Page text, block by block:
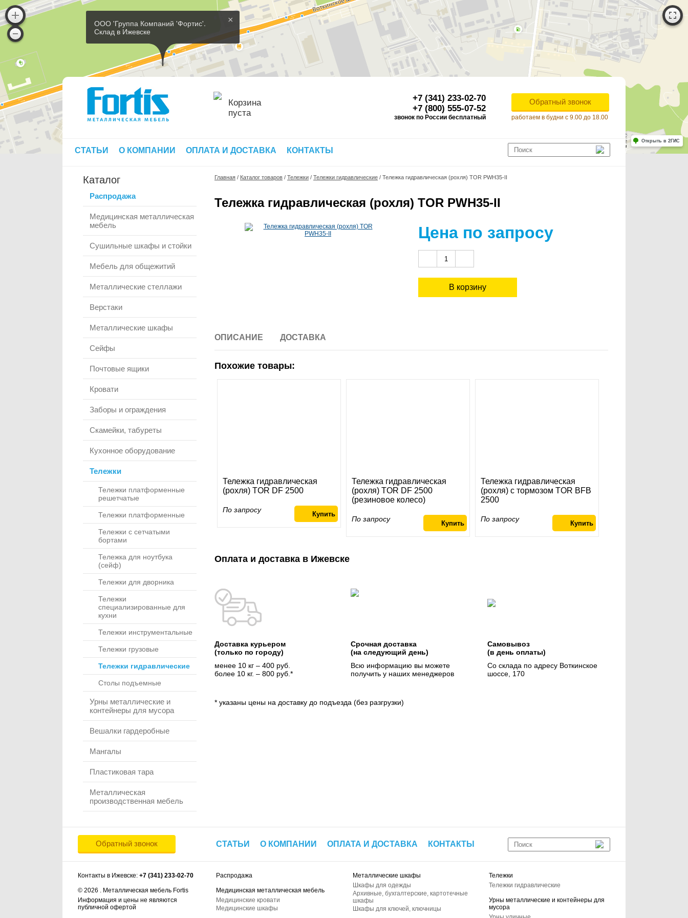
×
ООО 'Группа Компаний 'Фортис'.
Склад в Ижевске
Работает на API 2ГИС
Лицензионное соглашение
Для корректной работы Raster JS API нужен ключ. Помощь: api@2gis.ru
Открыть в 2ГИС
Корзина
пуста
+7 (341) 233-02-70
+7 (800) 555-07-52
звонок по России бесплатный
Обратный звонок
работаем в будни с 9.00 до 18.00
СТАТЬИ О КОМПАНИИ ОПЛАТА И ДОСТАВКА КОНТАКТЫ
Каталог
Распродажа
Медицинская металлическая
мебель
Сушильные шкафы и стойки
Мебель для общежитий
Металлические стеллажи
Верстаки
Металлические шкафы
Сейфы
Почтовые ящики
Кровати
Заборы и ограждения
Скамейки, табуреты
Кухонное оборудование
Тележки
Тележки платформенные
решетчатые
Тележки платформенные
Тележки с сетчатыми
бортами
Тележка для ноутбука
(сейф)
Тележки для дворника
Тележки
специализированные для
кухни
Тележки инструментальные
Тележки грузовые
Тележки гидравлические
Столы подъемные
Урны металлические и
контейнеры для мусора
Вешалки гардеробные
Мангалы
Пластиковая тара
Металлическая
производственная мебель
Главная / Каталог товаров / Тележки / Тележки гидравлические / Тележка гидравлическая (рохля) TOR PWH35-II
Тележка гидравлическая (рохля) TOR PWH35-II
Цена по запросу
ОПИСАНИЕ ДОСТАВКА
Похожие товары:
Тележка гидравлическая
(рохля) TOR DF 2500
По запросу
Тележка гидравлическая
(рохля) TOR DF 2500
(резиновое колесо)
По запросу
Тележка гидравлическая
(рохля) с тормозом TOR BFB
2500
По запросу
Оплата и доставка в Ижевске
Доставка курьером
(только по городу)
менее 10 кг – 400 руб.
более 10 кг. – 800 руб.*
Срочная доставка
(на следующий день)
Всю информацию вы можете
получить у наших менеджеров
Самовывоз
(в день оплаты)
Со склада по адресу Воткинское
шоссе, 170
* указаны цены на доставку до подъезда (без разгрузки)
Обратный звонок СТАТЬИ О КОМПАНИИ ОПЛАТА И ДОСТАВКА КОНТАКТЫ
Контакты в Ижевске: +7 (341) 233-02-70
© 2026 . Металлическая мебель Fortis
Информация и цены не являются
публичной офертой
Распродажа
Медицинская металлическая мебель
Медицинские кровати
Медицинские шкафы
Металлические шкафы
Шкафы для одежды
Архивные, бухгалтерские, картотечные
шкафы
Шкафы для ключей, ключницы
Тележки
Тележки гидравлические
Урны металлические и контейнеры для
мусора